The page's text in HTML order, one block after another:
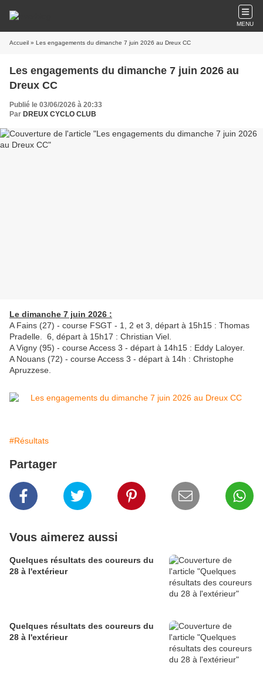
MENU
Accueil » Les engagements du dimanche 7 juin 2026 au Dreux CC
Les engagements du dimanche 7 juin 2026 au
Dreux CC
Publié le 03/06/2026 à 20:33
Par DREUX CYCLO CLUB
Le dimanche 7 juin 2026 :
A Fains (27) - course FSGT - 1, 2 et 3, départ à 15h15 : Thomas
Pradelle. 6, départ à 15h17 : Christian Viel.
A Vigny (95) - course Access 3 - départ à 14h15 : Eddy Laloyer.
A Nouans (72) - course Access 3 - départ à 14h : Christophe
Apruzzese.
#Résultats
Partager
Vous aimerez aussi
Quelques résultats des coureurs du
28 à l'extérieur
Quelques résultats des coureurs du
28 à l'extérieur